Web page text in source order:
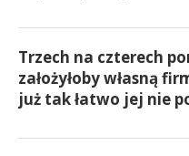
Trzech na czterech
założyłoby własną
już tak łatwo jej nie